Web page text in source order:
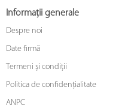
Informații generale
Despre noi
Date firmă
Termeni și condiții
Politica de confidențialitate
ANPC